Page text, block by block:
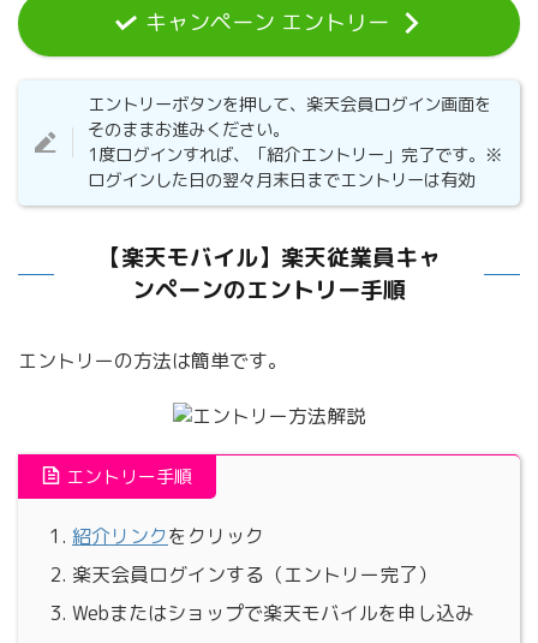
キャンペーン エントリー
エントリーボタンを押して、楽天会員ログイン画面を
そのままお進みください。
1度ログインすれば、「紹介エントリー」完了です。※
ログインした日の翌々月末日までエントリーは有効
【楽天モバイル】楽天従業員キャ
ンペーンのエントリー手順
エントリーの方法は簡単です。
エントリー手順
紹介リンクをクリック
楽天会員ログインする（エントリー完了）
Webまたはショップで楽天モバイルを申し込み